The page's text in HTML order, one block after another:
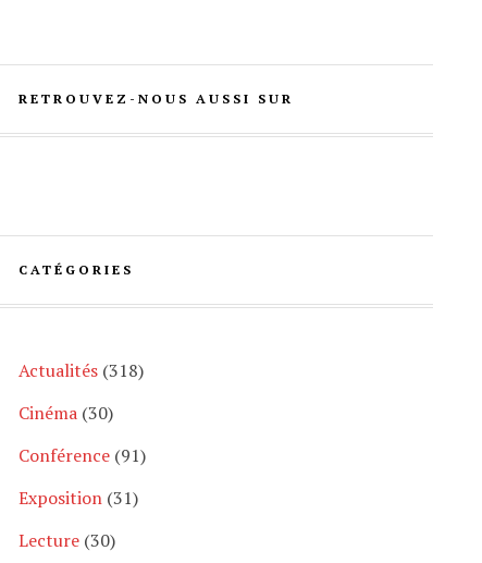
RETROUVEZ-NOUS AUSSI SUR
CATÉGORIES
Actualités(318)
Cinéma(30)
Conférence(91)
Exposition(31)
Lecture(30)